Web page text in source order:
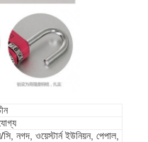
নগদ, ওয়েস্টার্ন ইউনিয়ন, পেপাল,